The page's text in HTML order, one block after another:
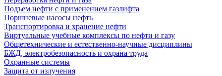
Подъем нефти с применением газлифта
Поршневые насосы нефть
Транспортировка и хранение нефти
Виртуальные учебные комплексы по нефти и газу
Общетехнические и естественно-научные дисциплины
БЖД, электробезопасность и охрана труда
Охранные системы
Защита от излучения